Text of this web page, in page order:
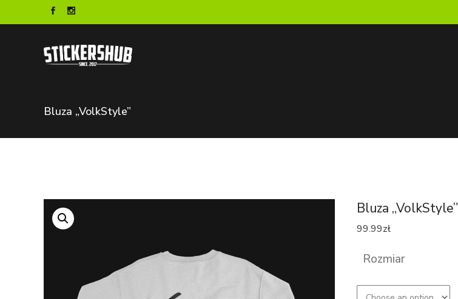
Bluza „VolkStyle”
Bluza „VolkStyle”
99.99zł
Rozmiar